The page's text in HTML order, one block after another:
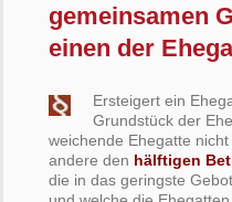
gemeinsamen
einen der
Ersteigert ein
Grundstück der
weichende Ehegatte
andere den hälftigen
die in das geringste